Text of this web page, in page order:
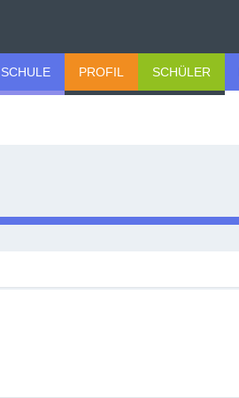
SCHULE PROFIL SCHÜLER